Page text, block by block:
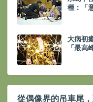
種：「
大病初
「最高
從偶像界的吊車尾